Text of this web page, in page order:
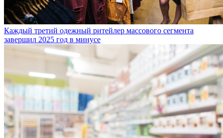
Каждый третий одежный ритейлер массового сегмента
завершил 2025 год в минусе